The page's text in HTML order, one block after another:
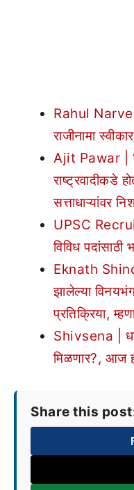
Rahul
राजीनामा
Ajit Pawar |
राष्ट्रवादीकडे
सत्ताधाऱ्यांवर
UPSC
विविध
Eknath
झालेल्या
प्रतिक्रिया,
Shivsena |
मिळणार?, आज
Share this